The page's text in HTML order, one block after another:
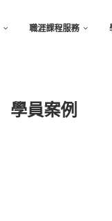
職涯課程服務
學員案例